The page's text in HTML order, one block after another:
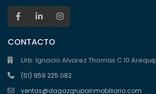
CONTACTO
Urb. Ignacio Alvarez Thomas C 10
(51) 959 225 082
ventas@dagazgrupoinmobiliario.com